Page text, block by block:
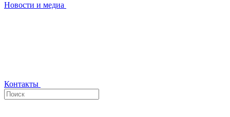
Новости и медиа
Контакты